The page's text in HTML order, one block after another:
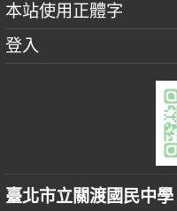
本站使用正體字
登入
臺北市立關渡國民中學